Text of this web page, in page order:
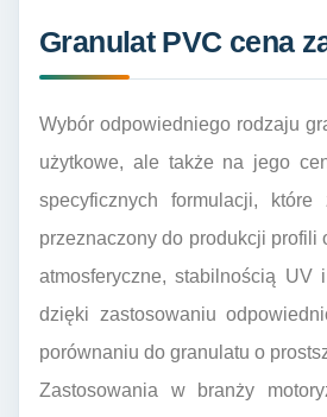
Granulat PVC cena
Wybór odpowiedniego rodzaju
użytkowe, ale także na jego
specyficznych formulacji,
przeznaczony do produkcji
atmosferyczne, stabilnością UV
dzięki zastosowaniu
porównaniu do granulatu o
Zastosowania w branży